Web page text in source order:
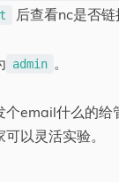
后查看nc是否链
admin 。
个email什么的给
以灵活实验。